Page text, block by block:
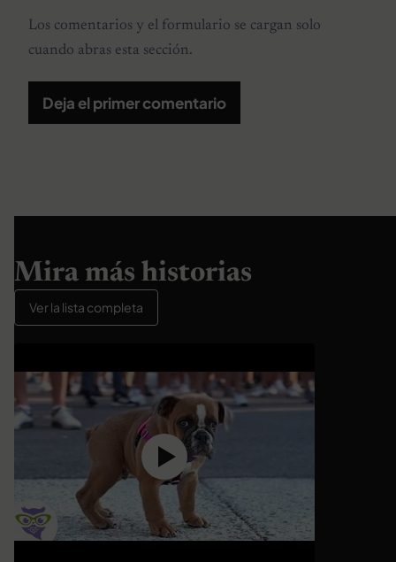
Los comentarios y el formulario se cargan solo
cuando abras esta sección.
Deja el primer comentario
Mira más historias
Ver la lista completa